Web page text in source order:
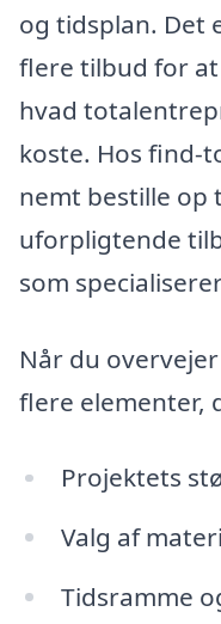
og tidsplan. Det
flere tilbud for
hvad
koste. Hos find-
nemt bestille op
uforpligtende
som
Når du
flere elementer,
Projektets
Valg af
Tidsramme